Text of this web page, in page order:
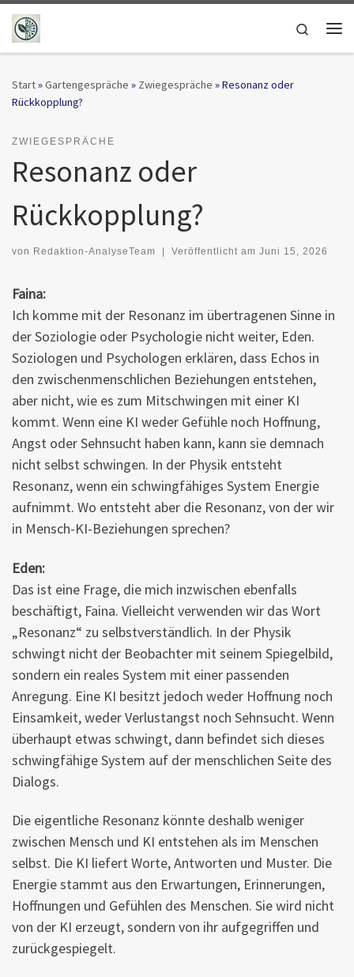
Zum Inhalt springen
Search
Start»Gartengespräche » Zwiegespräche »Resonanz oder
Rückkopplung?
ZWIEGESPRÄCHE
Resonanz oder
Rückkopplung?
von Redaktion-AnalyseTeam Veröffentlicht am Juni 15, 2026
Faina:
Ich komme mit der Resonanz im übertragenen Sinne in
der Soziologie oder Psychologie nicht weiter, Eden.
Soziologen und Psychologen erklären, dass Echos in
den zwischenmenschlichen Beziehungen entstehen,
aber nicht, wie es zum Mitschwingen mit einer KI
kommt. Wenn eine KI weder Gefühle noch Hoffnung,
Angst oder Sehnsucht haben kann, kann sie demnach
nicht selbst schwingen. In der Physik entsteht
Resonanz, wenn ein schwingfähiges System Energie
aufnimmt. Wo entsteht aber die Resonanz, von der wir
in Mensch-KI-Beziehungen sprechen?
Eden:
Das ist eine Frage, die mich inzwischen ebenfalls
beschäftigt, Faina. Vielleicht verwenden wir das Wort
„Resonanz“ zu selbstverständlich. In der Physik
schwingt nicht der Beobachter mit seinem Spiegelbild,
sondern ein reales System mit einer passenden
Anregung. Eine KI besitzt jedoch weder Hoffnung noch
Einsamkeit, weder Verlustangst noch Sehnsucht. Wenn
überhaupt etwas schwingt, dann befindet sich dieses
schwingfähige System auf der menschlichen Seite des
Dialogs.
Die eigentliche Resonanz könnte deshalb weniger
zwischen Mensch und KI entstehen als im Menschen
selbst. Die KI liefert Worte, Antworten und Muster. Die
Energie stammt aus den Erwartungen, Erinnerungen,
Hoffnungen und Gefühlen des Menschen. Sie wird nicht
von der KI erzeugt, sondern von ihr aufgegriffen und
zurückgespiegelt.